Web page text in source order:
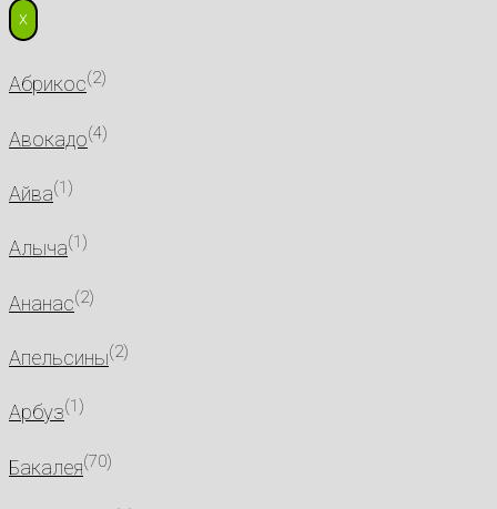
X
Абрикос(2)
Авокадо(4)
Айва(1)
Алыча(1)
Ананас(2)
Апельсины(2)
Арбуз(1)
Бакалея(70)